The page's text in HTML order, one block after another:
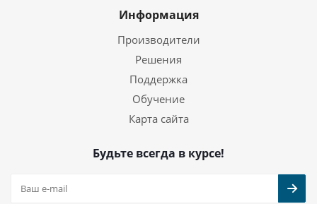
Информация
Производители
Решения
Поддержка
Обучение
Карта сайта
Будьте всегда в курсе!